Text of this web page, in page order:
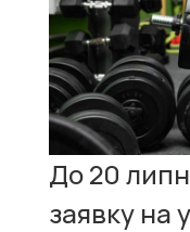
До 20
заявку на